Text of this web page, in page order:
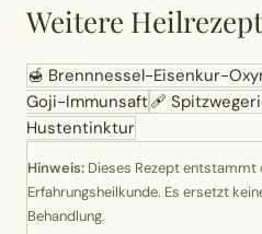
Weitere
🍯 Brennnessel-Eisenkur-
Goji-Immunsaft🩹
Hustentinktur
Hinweis: Dieses Rezept entstammt
Erfahrungsheilkunde. Es ersetzt
Behandlung.